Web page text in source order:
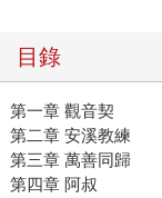
目錄
第一章 觀音契
第二章 安溪教練
第三章 萬善同歸
第四章 阿叔